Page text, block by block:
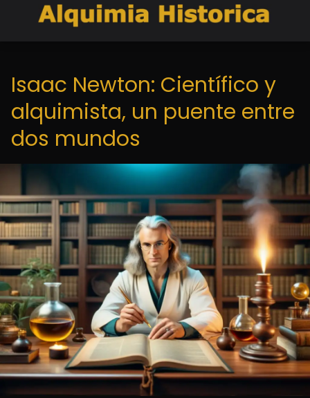
Isaac Newton: Científico y
alquimista, un puente entre
dos mundos